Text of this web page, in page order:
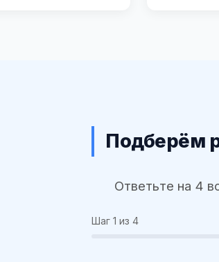
Подберём
Ответьте на 4
Шаг 1 из 4